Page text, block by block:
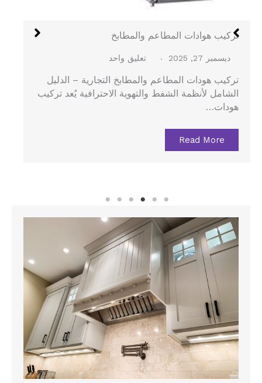
هود الستانلس في جدة
ديسمبر 27, 2025 لا توجد تعليقات
هود الستانلس في جدة – الدليل الشامل لتركيب هود
المطاعم والمطابخ المركزية يُعد هود الستانلس…
Read More